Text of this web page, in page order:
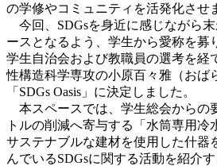
の学修やコミュニティを活発化させ
今回、SDGsを身近に感じながら
ースとなるよう、学生から愛称を募
学生自治会および教職員の選考を経
性構造科学専攻の小原百々雅（おば
「SDGs Oasis」に決定しました。
本スペースでは、学生総会からの
トルの削減へ寄与する「水筒専用冷
サステナブルな建材を使用した什器
んでいるSDGsに関する活動を紹介